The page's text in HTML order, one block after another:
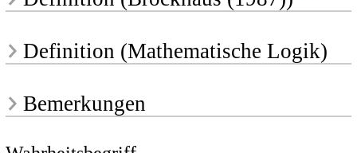
Definition (Mathematische Logik)
Bemerkungen